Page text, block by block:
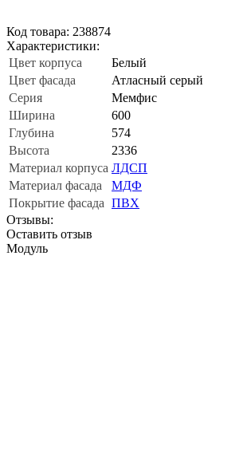
Код товара: 238874
Характеристики:
Цвет корпуса
Белый
Цвет фасада
Атласный серый
Серия
Мемфис
Ширина
600
Глубина
574
Высота
2336
Материал корпуса ЛДСП
Материал фасада
МДФ
Покрытие фасада ПВХ
Отзывы:
Оставить отзыв
Модуль